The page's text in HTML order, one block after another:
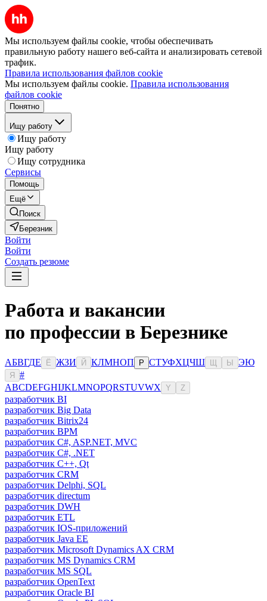
Мы используем файлы cookie, чтобы обеспечивать
правильную работу нашего веб-сайта и анализировать сетевой
трафик.
Правила использования файлов cookie
Мы используем файлы cookie. Правила использования
файлов cookie
Понятно
Ищу работу
Ищу работу
Ищу работу
Ищу сотрудника
Сервисы
Помощь
Ещё
Поиск
Березник
Войти
Войти
Создать резюме
Работа и вакансии
по профессии в Березнике
АБВГДЕ Ё ЖЗИ Й КЛМНОП Р СТУФХЦЧШ Ы ЭЮ
Я
#
ABCDEFGHIJKLMNOPQRSTUVWX Y Z
разработчик BI
разработчик Big Data
разработчик Bitrix24
разработчик BPM
разработчик C#, ASP.NET, MVC
разработчик C#, .NET
разработчик C++, Qt
разработчик CRM
разработчик Delphi, SQL
разработчик directum
разработчик DWH
разработчик ETL
разработчик IOS-приложений
разработчик Java ЕЕ
разработчик Microsoft Dynamics AX CRM
разработчик MS Dynamics CRM
разработчик MS SQL
разработчик OpenText
разработчик Oracle BI